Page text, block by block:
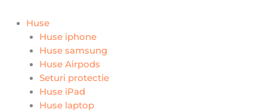
Huse
Huse iphone
Huse samsung
Huse Airpods
Seturi protectie
Huse iPad
Huse laptop